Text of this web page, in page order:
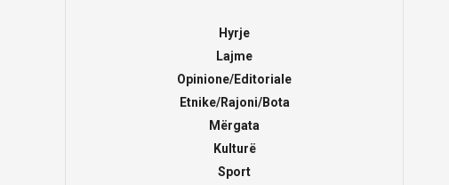
Hyrje
Lajme
Opinione/Editoriale
Etnike/Rajoni/Bota
Mërgata
Kulturë
Sport